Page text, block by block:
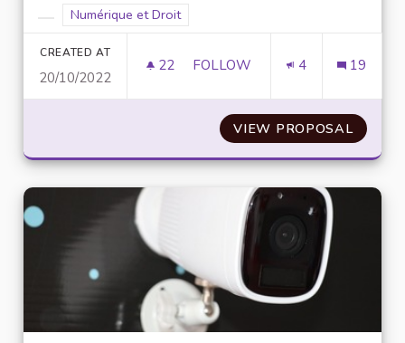
Filter results for category:
Filter results for scope: Numérique et Droit
Numérique et Droit
CREATED AT
20/10/2022
22 22 FOLLOWERS
FOLLOW 4 19
VIEW PROPOSAL